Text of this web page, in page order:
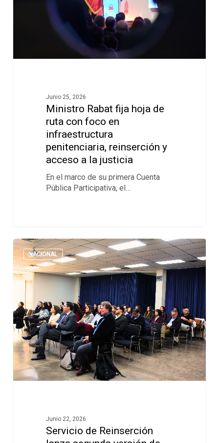
Junio 25, 2026
Ministro Rabat fija hoja de
ruta con foco en
infraestructura
penitenciaria, reinserción y
acceso a la justicia
En el marco de su primera Cuenta
Pública Participativa, el…
NACIONAL
Junio 22, 2026
Servicio de Reinserción